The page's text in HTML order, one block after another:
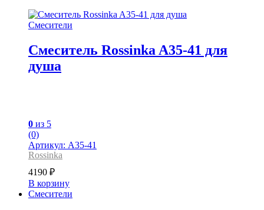
Смесители
Смеситель Rossinka A35-41 для
душа
0 из 5
(0)
Артикул: A35-41
Rossinka
4190 ₽
В корзину
Смесители